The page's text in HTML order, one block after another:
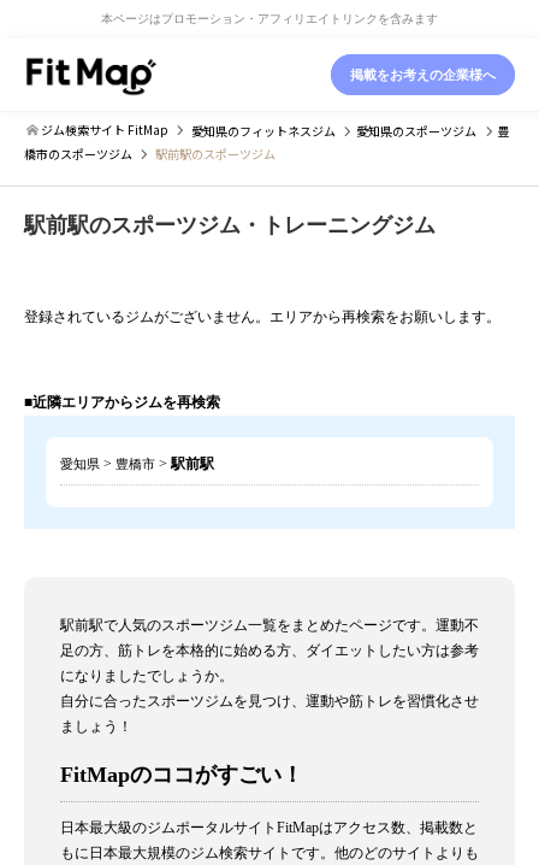
本ページはプロモーション・アフィリエイトリンクを含みます
掲載をお考えの企業様へ
ジム検索サイト FitMap 愛知県のフィットネスジム 愛知県のスポーツジム
豊
橋市のスポーツジム 駅前駅のスポーツジム
駅前駅のスポーツジム・トレーニングジム
登録されているジムがございません。エリアから再検索をお願いします。
■近隣エリアからジムを再検索
愛知県 > 豊橋市 >駅前駅
駅前駅で人気のスポーツジム一覧をまとめたページです。運動不
足の方、筋トレを本格的に始める方、ダイエットしたい方は参考
になりましたでしょうか。
自分に合ったスポーツジムを見つけ、運動や筋トレを習慣化させ
ましょう！
FitMapのココがすごい！
日本最大級のジムポータルサイトFitMapはアクセス数、掲載数と
もに日本最大規模のジム検索サイトです。他のどのサイトよりも